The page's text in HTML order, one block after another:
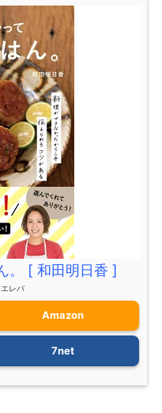
。 [ 和田明日香 ]
レバ
Amazon
7net